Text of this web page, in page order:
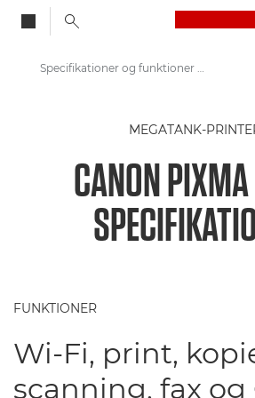
Printere fra Canon
Canon PIXMA G4511 - Printere
Specifikationer og funktioner – PIXMA G4511
MEGATANK-
CANON
FUNKTIONER
Wi-Fi, print,
scanning, fax og